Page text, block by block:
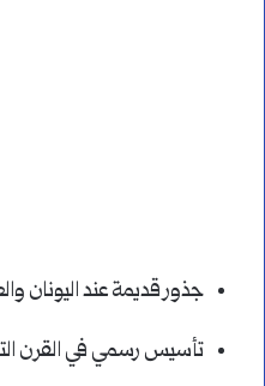
جذور قديمة عند اليونان
تأسيس رسمي في القرن